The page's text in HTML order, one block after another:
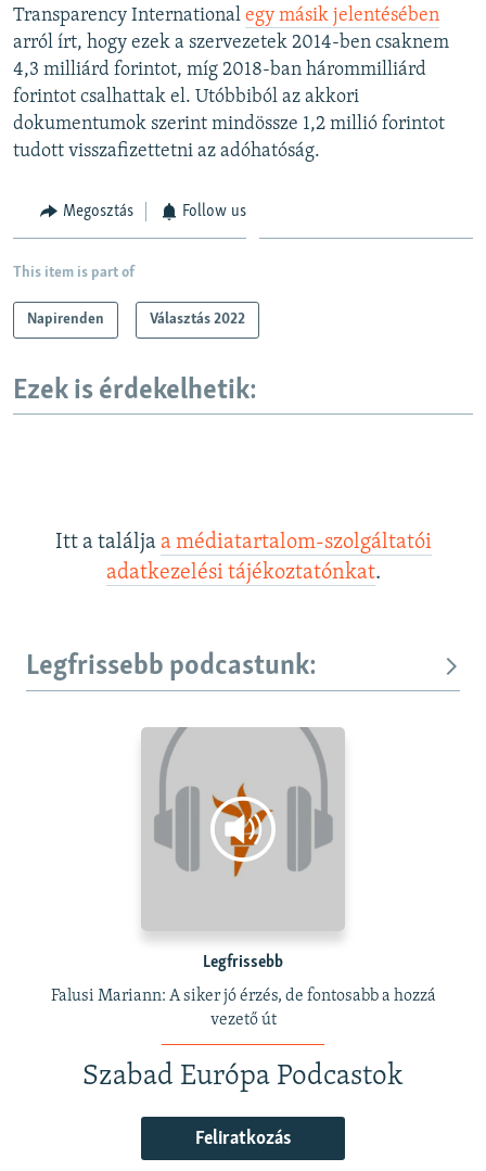
Transparency International egy másik jelentésében
arról írt, hogy ezek a szervezetek 2014-ben csaknem
4,3 milliárd forintot, míg 2018-ban hárommilliárd
forintot csalhattak el. Utóbbiból az akkori
dokumentumok szerint mindössze 1,2 millió forintot
tudott visszafizettetni az adóhatóság.
Megosztás Follow us
This item is part of
Napirenden Választás 2022
Ezek is érdekelhetik:
Itt a találja a médiatartalom-szolgáltatói
adatkezelési tájékoztatónkat.
Legfrissebb podcastunk:
Legfrissebb
Falusi Mariann: A siker jó érzés, de fontosabb a hozzá
vezető út
Szabad Európa Podcastok
Feliratkozás